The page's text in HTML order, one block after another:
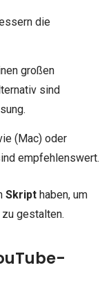
die
großen
sind
(Mac) oder
empfehlenswert.
Skript haben, um
gestalten.